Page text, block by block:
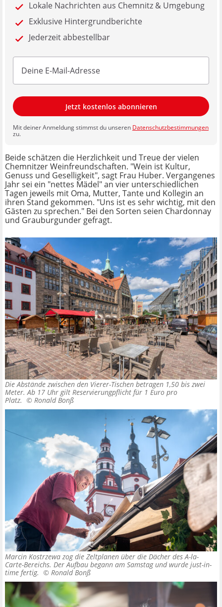
Lokale Nachrichten aus Chemnitz & Umgebung
Exklusive Hintergrundberichte
Jederzeit abbestellbar
Jetzt kostenlos abonnieren
Mit deiner Anmeldung stimmst du unseren Datenschutzbestimmungen
zu.
Beide schätzen die Herzlichkeit und Treue der vielen
Chemnitzer Weinfreundschaften. "Wein ist Kultur,
Genuss und Geselligkeit", sagt Frau Huber. Vergangenes
Jahr sei ein "nettes Mädel" an vier unterschiedlichen
Tagen jeweils mit Oma, Mutter, Tante und Kollegin an
ihren Stand gekommen. "Uns ist es sehr wichtig, mit den
Gästen zu sprechen." Bei den Sorten seien Chardonnay
und Grauburgunder gefragt.
Die Abstände zwischen den Vierer-Tischen betragen 1,50 bis zwei
Meter. Ab 17 Uhr gilt Reservierungpflicht für 1 Euro pro
Platz. © Ronald Bonß
Marcin Kostrzewa zog die Zeltplanen über die Dächer des A-la-
Carte-Bereichs. Der Aufbau begann am Samstag und wurde just-in-
time fertig. © Ronald Bonß